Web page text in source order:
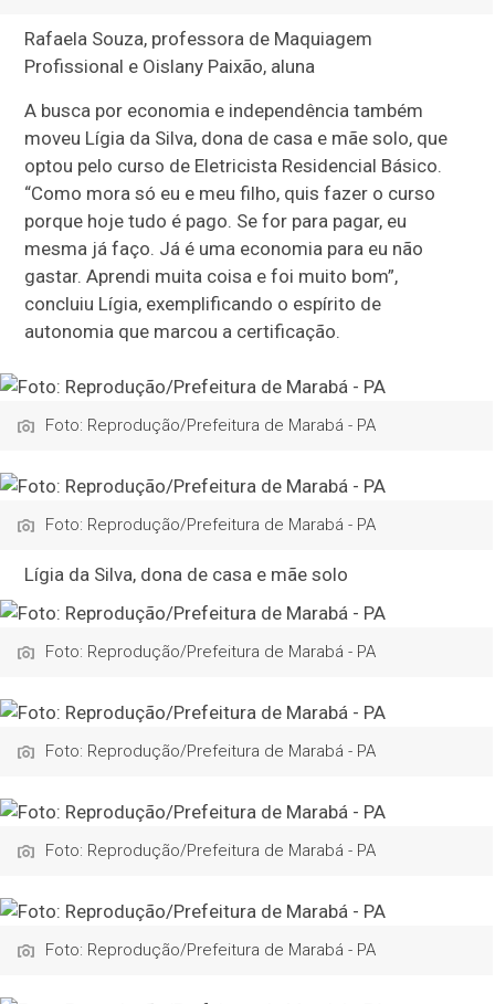
Rafaela Souza, professora de Maquiagem
Profissional e Oislany Paixão, aluna
A busca por economia e independência também
moveu Lígia da Silva, dona de casa e mãe solo, que
optou pelo curso de Eletricista Residencial Básico.
“Como mora só eu e meu filho, quis fazer o curso
porque hoje tudo é pago. Se for para pagar, eu
mesma já faço. Já é uma economia para eu não
gastar. Aprendi muita coisa e foi muito bom”,
concluiu Lígia, exemplificando o espírito de
autonomia que marcou a certificação.
Foto: Reprodução/Prefeitura de Marabá - PA
Foto: Reprodução/Prefeitura de Marabá - PA
Lígia da Silva, dona de casa e mãe solo
Foto: Reprodução/Prefeitura de Marabá - PA
Foto: Reprodução/Prefeitura de Marabá - PA
Foto: Reprodução/Prefeitura de Marabá - PA
Foto: Reprodução/Prefeitura de Marabá - PA